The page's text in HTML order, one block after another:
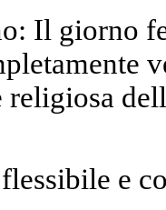
Il giorno
e